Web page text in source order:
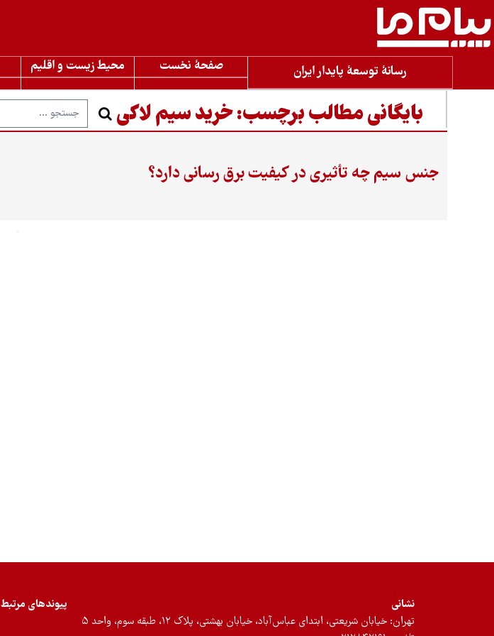
رسانۀ توسعۀ پایدار ایران صفحۀ نخست محیط زیست و اقلیم
بایگانی مطالب برچسب:خرید سیم لاکی
جنس سیم چه تأثیری در کیفیت برق‌ رسانی دارد؟
نشانی
تهران: خیابان شریعتی، ابتدای عباس‌آباد، خیابان بهشتی، پلاک ۱۲، طبقه سوم، واحد ۵
پیوندهای مرتبط